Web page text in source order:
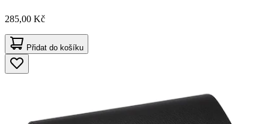
285,00 Kč
Přidat do košíku